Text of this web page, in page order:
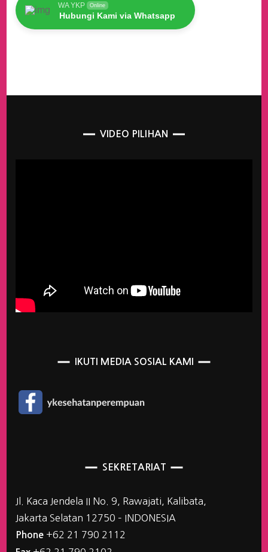
WA YKP Online
Hubungi Kami via Whatsapp
VIDEO PILIHAN
IKUTI MEDIA SOSIAL KAMI
SEKRETARIAT
Jl. Kaca Jendela II No. 9, Rawajati, Kalibata,
Jakarta Selatan 12750 – INDONESIA
Phone +62 21 790 2112